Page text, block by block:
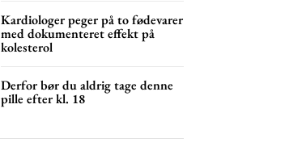
Kardiologer peger på to fødevarer
med dokumenteret effekt på
kolesterol
Derfor bør du aldrig tage denne
pille efter kl. 18